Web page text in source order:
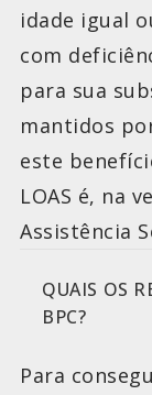
idade igual
com
para sua
mantidos
este
LOAS é, na
Assistência
QUAIS OS
BPC?
Para